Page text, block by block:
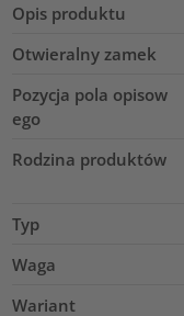
Opis produktu
Otwieralny zamek
Pozycja pola opisow
ego
Rodzina produktów
Typ
Waga
Wariant